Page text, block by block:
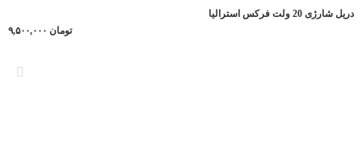
دریل شارژی 20 ولت فرکس استرالیا
تومان